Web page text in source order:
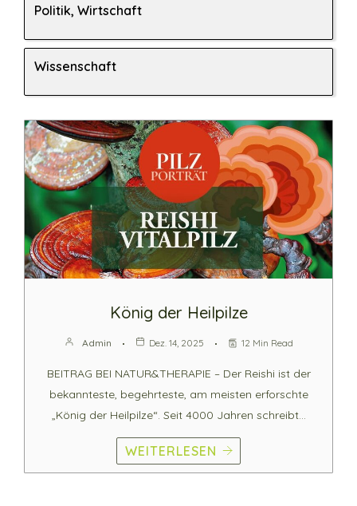
Politik, Wirtschaft
Wissenschaft
König der Heilpilze
Admin Dez. 14, 2025 12 Min Read
BEITRAG BEI NATUR&THERAPIE – Der Reishi ist der
bekannteste, begehrteste, am meisten erforschte
„König der Heilpilze“. Seit 4000 Jahren schreibt…
WEITERLESEN